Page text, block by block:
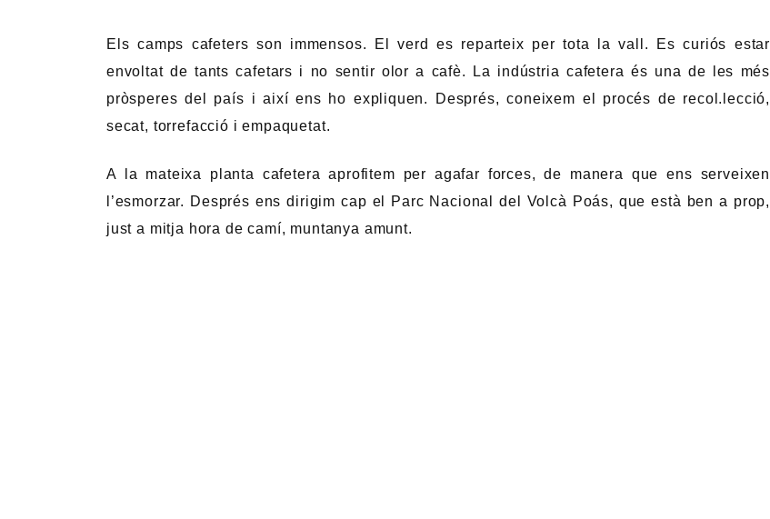
Els camps cafeters son immensos. El verd es reparteix per tota la vall. Es curiós estar
envoltat de tants cafetars i no sentir olor a cafè. La indústria cafetera és una de les més
pròsperes del país i així ens ho expliquen. Després, coneixem el procés de recol.lecció,
secat, torrefacció i empaquetat.
A la mateixa planta cafetera aprofitem per agafar forces, de manera que ens serveixen
l’esmorzar. Després ens dirigim cap el Parc Nacional del Volcà Poás, que està ben a prop,
just a mitja hora de camí, muntanya amunt.